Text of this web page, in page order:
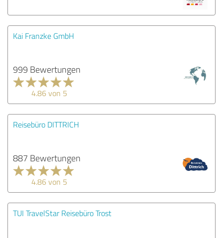
Kai Franzke GmbH
999 Bewertungen
4.86 von 5
Reisebüro DITTRICH
887 Bewertungen
4.86 von 5
TUI TravelStar Reisebüro Trost